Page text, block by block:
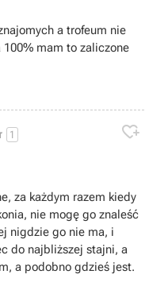
a trofeum nie
1 
za każdym razem kiedy
nie mogę go znaleść
nigdzie go nie ma, i
do najbliższej stajni, a
a podobno gdzieś jest.